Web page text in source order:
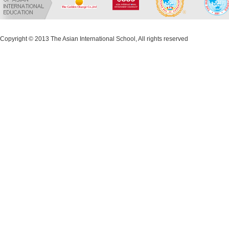
Copyright © 2013 The Asian International School, All rights reserved